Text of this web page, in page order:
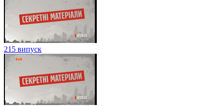
215 випуск